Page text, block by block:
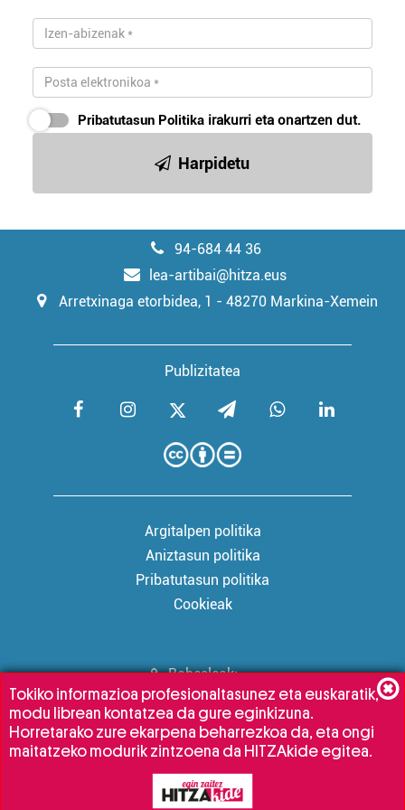
Pribatutasun Politika irakurri eta onartzen dut.
Harpidetu
94-684 44 36
lea-artibai@hitza.eus
Arretxinaga etorbidea, 1 - 48270 Markina-Xemein
Publizitatea
Argitalpen politika
Aniztasun politika
Pribatutasun politika
Cookieak
Babesleak:
Tokiko informazioa profesionaltasunez eta euskaratik,
modu librean kontatzea da gure eginkizuna.
Horretarako zure ekarpena beharrezkoa da, eta ongi
maitatzeko modurik zintzoena da HITZAkide egitea.